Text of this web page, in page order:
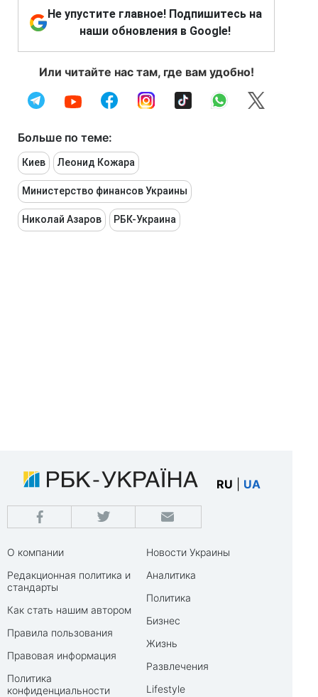
Не упустите главное! Подпишитесь на
наши обновления в Google!
Или читайте нас там, где вам удобно!
Больше по теме:
Киев Леонид Кожара
Министерство финансов Украины
Николай Азаров РБК-Украина
RU UA
О компании
Редакционная политика и
стандарты
Как стать нашим автором
Правила пользования
Правовая информация
Политика
конфиденциальности
Новости Украины
Аналитика
Политика
Бизнес
Жизнь
Развлечения
Lifestyle